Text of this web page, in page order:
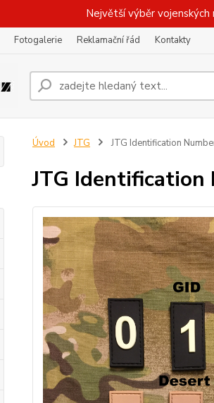
Největší výběr vojenských
Fotogalerie Reklamační řád Kontakty
Úvod JTG JTG Identification
JTG Identification